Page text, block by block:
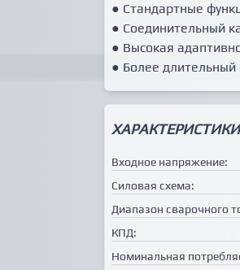
● Стандартные
● Соединительный
● Высокая
● Более длительный
Входное напряжение:
Силовая схема:
Диапазон сварочного
КПД:
Номинальная